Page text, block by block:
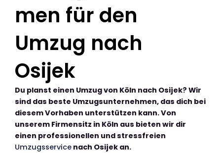
men für den
Umzug nach
Osijek
Du planst einen Umzug von Köln nach Osijek? Wir
sind das beste Umzugsunternehmen, das dich bei
diesem Vorhaben unterstützen kann. Von
unserem Firmensitz in Köln aus bieten wir dir
einen professionellen und stressfreien
Umzugsservice nach Osijek an.